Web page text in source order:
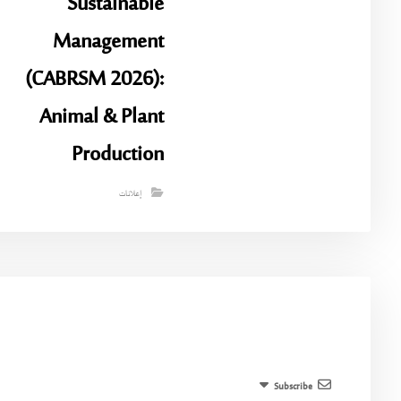
Management
(CABRSM 2026):
Animal & Plant
Production
إعلانات
Subscribe